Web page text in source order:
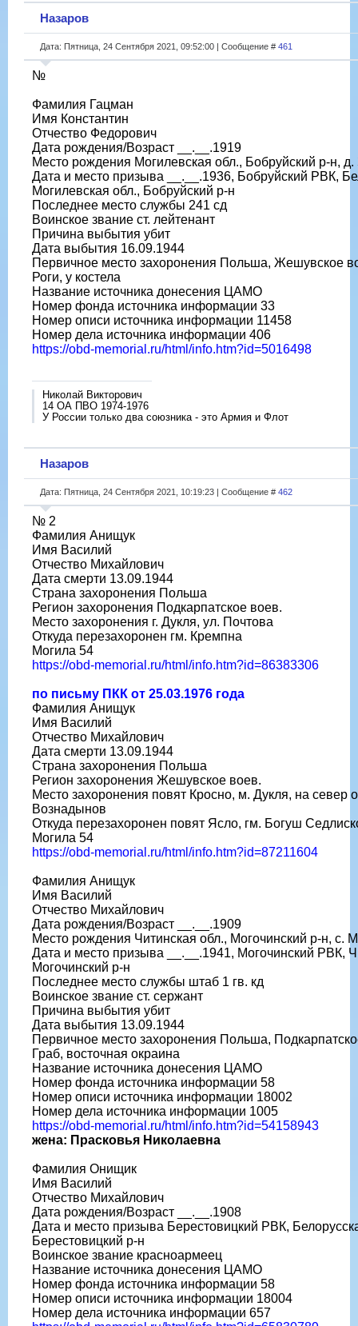
Назаров
Дата: Пятница, 24 Сентября 2021, 09:52:00 | Сообщение # 461
№
Фамилия Гацман
Имя Константин
Отчество Федорович
Дата рождения/Возраст __.__.1919
Место рождения Могилевская обл., Бобруйский р-н, д.
Дата и место призыва __.__.1936, Бобруйский РВК,
Могилевская обл., Бобруйский р-н
Последнее место службы 241 сд
Воинское звание ст. лейтенант
Причина выбытия убит
Дата выбытия 16.09.1944
Первичное место захоронения Польша, Жешувское
Роги, у костела
Название источника донесения ЦАМО
Номер фонда источника информации 33
Номер описи источника информации 11458
Номер дела источника информации 406
https://obd-memorial.ru/html/info.htm?id=5016498
Николай Викторович
14 ОА ПВО 1974-1976
У России только два союзника - это Армия и Флот
Назаров
Дата: Пятница, 24 Сентября 2021, 10:19:23 | Сообщение # 462
№ 2
Фамилия Анищук
Имя Василий
Отчество Михайлович
Дата смерти 13.09.1944
Страна захоронения Польша
Регион захоронения Подкарпатское воев.
Место захоронения г. Дукля, ул. Почтова
Откуда перезахоронен гм. Кремпна
Могила 54
https://obd-memorial.ru/html/info.htm?id=86383306
по письму ПКК от 25.03.1976 года
Фамилия Анищук
Имя Василий
Отчество Михайлович
Дата смерти 13.09.1944
Страна захоронения Польша
Регион захоронения Жешувское воев.
Место захоронения повят Кросно, м. Дукля, на север
Вознадынов
Откуда перезахоронен повят Ясло, гм. Богуш
Могила 54
https://obd-memorial.ru/html/info.htm?id=87211604
Фамилия Анищук
Имя Василий
Отчество Михайлович
Дата рождения/Возраст __.__.1909
Место рождения Читинская обл., Могочинский р-н, с.
Дата и место призыва __.__.1941, Могочинский РВК,
Могочинский р-н
Последнее место службы штаб 1 гв. кд
Воинское звание ст. сержант
Причина выбытия убит
Дата выбытия 13.09.1944
Первичное место захоронения Польша,
Граб, восточная окраина
Название источника донесения ЦАМО
Номер фонда источника информации 58
Номер описи источника информации 18002
Номер дела источника информации 1005
https://obd-memorial.ru/html/info.htm?id=54158943
жена: Прасковья Николаевна
Фамилия Онищик
Имя Василий
Отчество Михайлович
Дата рождения/Возраст __.__.1908
Дата и место призыва Берестовицкий РВК,
Берестовицкий р-н
Воинское звание красноармеец
Название источника донесения ЦАМО
Номер фонда источника информации 58
Номер описи источника информации 18004
Номер дела источника информации 657